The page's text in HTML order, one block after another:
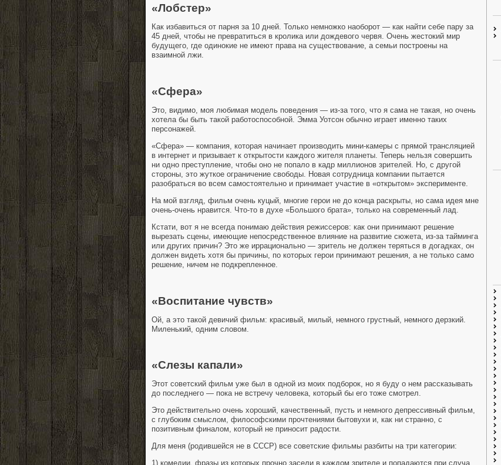
«Лобстер»
Как избавиться от парня за 10 дней. Только немножко наоборот — как найти себе пару за
45 дней, чтобы не превратиться в кролика или дождевого червя. Очень жестокий мир
будущего, где одинокие не имеют права на существование, а семьи построены на
взаимной лжи.
«Сфера»
Это, видимо, моя любимая модель поведения — из-за того, что я сама не такая, но очень
хотела бы быть такой работоспособной. Эмма Уотсон обычно играет именно таких
персонажей.
«Сфера» — компания, которая начинает производить мини-камеры с прямой трансляцией
в интернет и призывает к открытости каждого жителя планеты. Теперь нельзя совершить
ни одно преступление, чтобы оно не попало в кадр миллионов зрителей. Но, с другой
стороны, это жуткое ограничение свободы. Новая сотрудница компании пытается
разобраться во всем самостоятельно и принимает участие в «открытом» эксперименте.
На мой взгляд, фильм очень куцый, многие герои не до конца раскрыты, но сама идея мне
очень-очень нравится. Что-то в духе «Большого брата», только на современный лад.
Кстати, вот я не всегда понимаю действия режиссеров: как они принимают решение
вырезать сцены, имеющие непосредственное влияние на развитие сюжета, из-за тайминга
или других причин? Это же иррационально — зритель не должен теряться в догадках, он
должен видеть хотя бы причины, по которых герои принимают решения, а не только само
решение, ничем не подкрепленное.
«Воспитание чувств»
Ой, а это такой девичий фильм: красивый, милый, немного грустный, немного дерзкий.
Миленький, одним словом.
«Слезы капали»
Этот советский фильм уже был в одной из моих подборок, но я буду о нем рассказывать
до последнего — пока не встречу человека, который бы его тоже смотрел.
Это действительно очень хороший, качественный, пусть и немного депрессивный фильм,
с глубоким смыслом, философскими прочтениями бытовухи и, как ни странно, с
позитивным финалом, который не приносит радости.
Для меня (родившейся не в СССР) все советские фильмы разбиты на три категории:
1) комедии, фразы из которых прочно засели в каждом зрителе и попадаются при случа